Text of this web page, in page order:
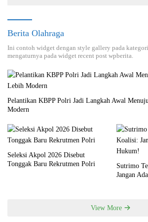
Berita Olahraga
Ini contoh widget dengan style gallery pada
mengaturnya pada widget recent post wpberita.
Pelantikan KBPP Polri Jadi Langkah Awal
Modern
Seleksi Akpol 2026 Disebut
Tonggak Baru Rekrutmen Polri
Sutrimo
Jangan
View More